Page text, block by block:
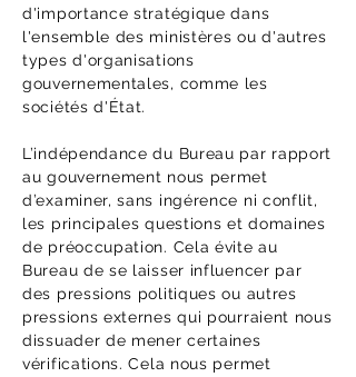
d'importance stratégique dans
l'ensemble des ministères ou d'autres
types d'organisations
gouvernementales, comme les
sociétés d'État.
L’indépendance du Bureau par rapport
au gouvernement nous permet
d’examiner, sans ingérence ni conflit,
les principales questions et domaines
de préoccupation. Cela évite au
Bureau de se laisser influencer par
des pressions politiques ou autres
pressions externes qui pourraient nous
dissuader de mener certaines
vérifications. Cela nous permet